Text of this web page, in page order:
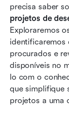
precisa saber
projetos de
Exploraremos
identificaremos
procurados e
disponíveis no
lo com o
que simplifique
projetos a uma